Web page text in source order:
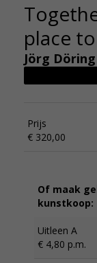
place
Jörg Döring
Prijs
€ 320,00
Of maak
kunstkoop:
Uitleen A
€ 4,80 p.m.